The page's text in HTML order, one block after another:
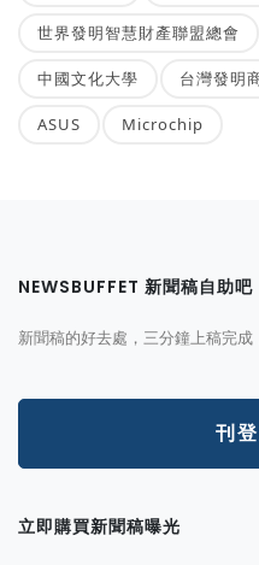
世界發明智慧財產聯盟總會
中國文化大學 台灣發明
ASUS Microchip
NEWSBUFFET 新聞稿自助吧
新聞稿的好去處，三分鐘上稿完成
刊
立即購買新聞稿曝光